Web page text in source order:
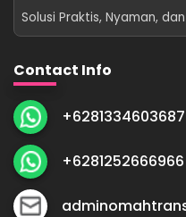
Solusi Praktis, Nyaman,
Contact Info
+6281334603687
+6281252666966